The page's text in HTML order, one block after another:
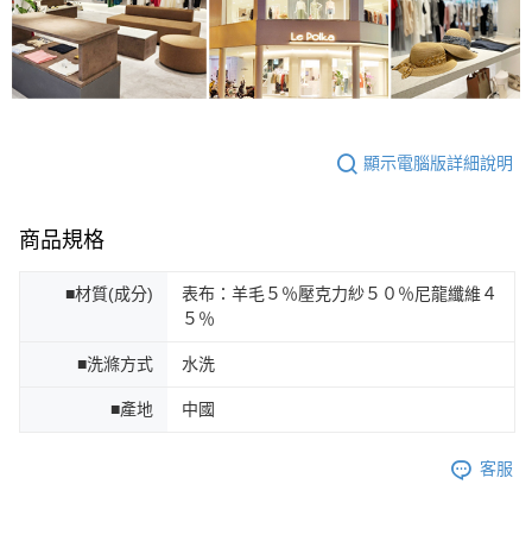
顯示電腦版詳細說明
商品規格
■材質(成分)
表布：羊毛５％壓克力紗５０％尼龍纖維４
５％
■洗滌方式 水洗
■產地 中國
客服